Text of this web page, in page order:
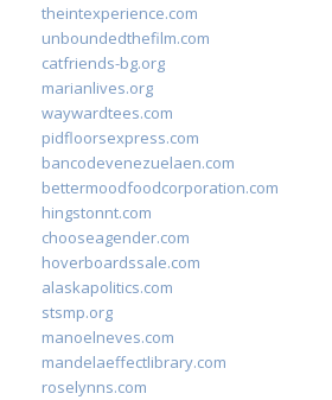
theintexperience.com
unboundedthefilm.com
catfriends-bg.org
marianlives.org
waywardtees.com
pidfloorsexpress.com
bancodevenezuelaen.com
bettermoodfoodcorporation.com
hingstonnt.com
chooseagender.com
hoverboardssale.com
alaskapolitics.com
stsmp.org
manoelneves.com
mandelaeffectlibrary.com
roselynns.com